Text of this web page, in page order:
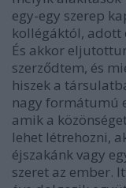
egy-egy szerep
kollégáktól,
És akkor
szerződtem, és
hiszek a
nagy formátumú
amik a
lehet létrehozni,
éjszakánk vagy
szeret az ember.